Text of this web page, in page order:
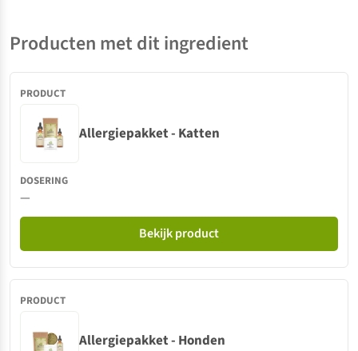
Producten met dit ingredient
Allergiepakket - Katten
—
Bekijk product
Allergiepakket - Honden